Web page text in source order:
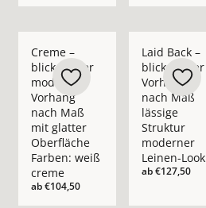
Creme –
blickdichter
moderner
Vorhang
nach Maß
mit glatter
Oberfläche
Farben: weiß
creme
ab€104,50
Laid Back –
blickdichter
Vorhang
nach Maß
lässige
Struktur
moderner
Leinen-Look
ab€127,50